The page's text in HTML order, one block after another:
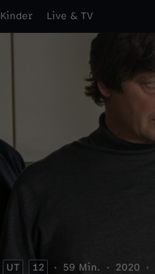
Kinder Live & TV
UT 12 59 Min. 2020